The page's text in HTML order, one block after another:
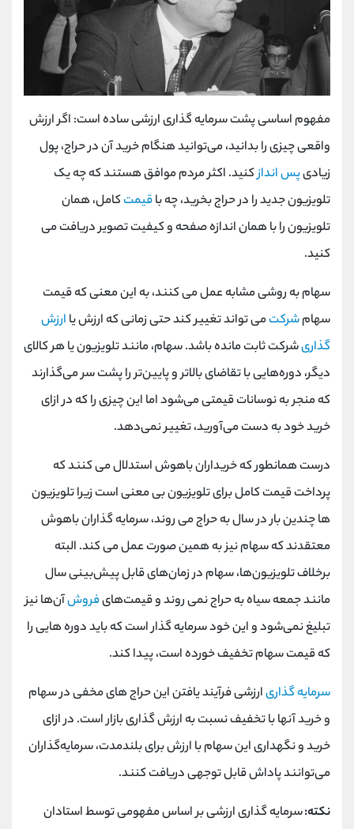
مفهوم اساسی پشت سرمایه‌ گذاری ارزشی ساده است: اگر ارزش
واقعی چیزی را بدانید، می‌توانید هنگام خرید آن در حراج، پول
زیادیپس اندازکنید. اکثر مردم موافق هستند که چه یک
تلویزیون جدید را در حراج بخرید، چه باقیمتکامل، همان
تلویزیون را با همان اندازه صفحه و کیفیت تصویر دریافت می
کنید.
سهام به روشی مشابه عمل می کنند، به این معنی که قیمت
سهامشرکتمی تواند تغییر کند حتی زمانی که ارزش یا ارزش
گذاریشرکت ثابت مانده باشد. سهام‌، مانند تلویزیون‌ یا هر کالای
دیگر، دوره‌هایی با تقاضای بالاتر و پایین‌تر را پشت سر می‌گذارند
که منجر به نوسانات قیمتی می‌شود اما این چیزی را که در ازای
خرید خود به دست می‌آورید، تغییر نمی‌دهد.
درست همانطور که خریداران باهوش استدلال می کنند که
پرداخت قیمت کامل برای تلویزیون بی معنی است زیرا تلویزیون
ها چندین بار در سال به حراج می روند، سرمایه گذاران باهوش
معتقدند که سهام نیز به همین صورت عمل می کند. البته
برخلاف تلویزیون‌ها، سهام در زمان‌های قابل پیش‌بینی سال
مانند جمعه سیاه به حراج نمی روند و قیمت‌هایفروشآن‌ها نیز
تبلیغ نمی‌شود و این خود سرمایه گذار است که باید دوره هایی را
که قیمت سهام تخفیف خورده است، پیدا کند.
سرمایه گذاریارزشی فرآیند یافتن این حراج های مخفی در سهام
و خرید آنها با تخفیف نسبت به ارزش گذاری بازار است. در ازای
خرید و نگهداری این سهام با ارزش برای بلندمدت، سرمایه‌گذاران
می‌توانند پاداش قابل توجهی دریافت کنند.
نکته:سرمایه گذاری ارزشی بر اساس مفهومی توسط استادان